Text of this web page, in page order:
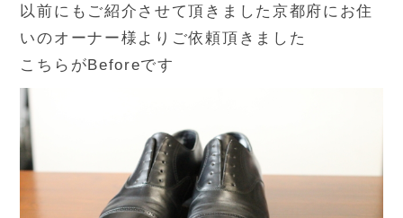
以前にもご紹介させて頂きました京都府にお住
いのオーナー様よりご依頼頂きました
こちらがBeforeです